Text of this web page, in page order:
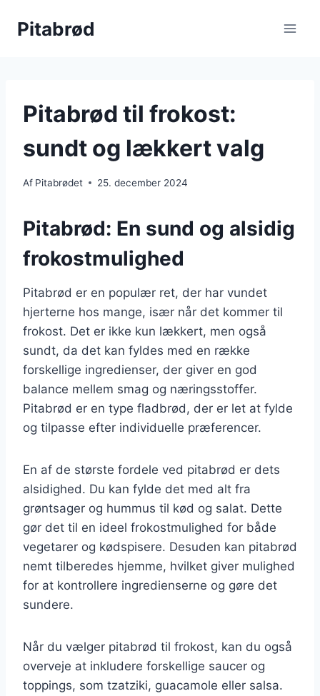
Pitabrød
Pitabrød til frokost:
sundt og lækkert valg
Af Pitabrødet 25. december 2024
Pitabrød: En sund og alsidig
frokostmulighed
Pitabrød er en populær ret, der har vundet
hjerterne hos mange, især når det kommer til
frokost. Det er ikke kun lækkert, men også
sundt, da det kan fyldes med en række
forskellige ingredienser, der giver en god
balance mellem smag og næringsstoffer.
Pitabrød er en type fladbrød, der er let at fylde
og tilpasse efter individuelle præferencer.
En af de største fordele ved pitabrød er dets
alsidighed. Du kan fylde det med alt fra
grøntsager og hummus til kød og salat. Dette
gør det til en ideel frokostmulighed for både
vegetarer og kødspisere. Desuden kan pitabrød
nemt tilberedes hjemme, hvilket giver mulighed
for at kontrollere ingredienserne og gøre det
sundere.
Når du vælger pitabrød til frokost, kan du også
overveje at inkludere forskellige saucer og
toppings, som tzatziki, guacamole eller salsa.